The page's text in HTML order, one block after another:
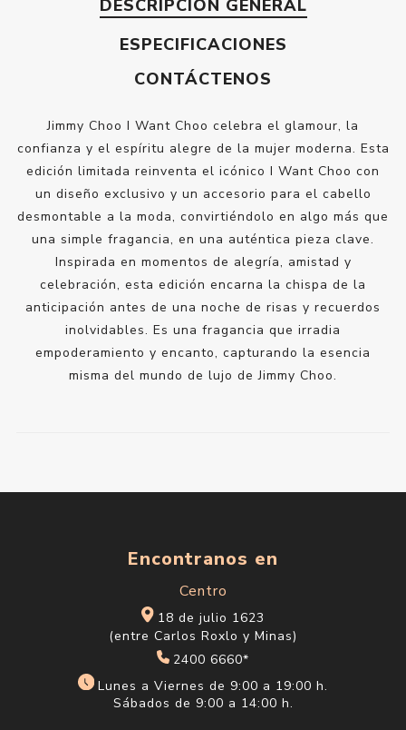
DESCRIPCIÓN GENERAL
ESPECIFICACIONES
CONTÁCTENOS
Jimmy Choo I Want Choo celebra el glamour, la
confianza y el espíritu alegre de la mujer moderna. Esta
edición limitada reinventa el icónico I Want Choo con
un diseño exclusivo y un accesorio para el cabello
desmontable a la moda, convirtiéndolo en algo más que
una simple fragancia, en una auténtica pieza clave.
Inspirada en momentos de alegría, amistad y
celebración, esta edición encarna la chispa de la
anticipación antes de una noche de risas y recuerdos
inolvidables. Es una fragancia que irradia
empoderamiento y encanto, capturando la esencia
misma del mundo de lujo de Jimmy Choo.
Encontranos en
Centro
18 de julio 1623
(entre Carlos Roxlo y Minas)
2400 6660*
Lunes a Viernes de 9:00 a 19:00 h.
Sábados de 9:00 a 14:00 h.